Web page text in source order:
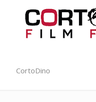
CortoDino